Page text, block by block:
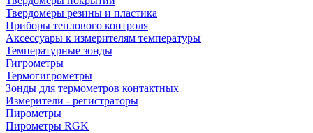
Твердомеры резины и пластика
Приборы теплового контроля
Аксессуары к измерителям температуры
Температурные зонды
Гигрометры
Термогигрометры
Зонды для термометров контактных
Измерители - регистраторы
Пирометры
Пирометры RGK